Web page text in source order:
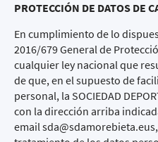
PROTECCIÓN DE DATOS DE
En cumplimiento de lo
2016/679 General de
cualquier ley nacional que
de que, en el supuesto de
personal, la SOCIEDAD
con la dirección arriba
emailsda@sdamorebieta.eus